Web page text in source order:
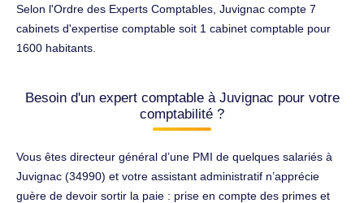
Selon l'Ordre des Experts Comptables, Juvignac compte 7
cabinets d'expertise comptable soit 1 cabinet comptable pour
1600 habitants.
Besoin d'un expert comptable à Juvignac pour votre
comptabilité ?
Vous êtes directeur général d’une PMI de quelques salariés à
Juvignac (34990) et votre assistant administratif n’apprécie
guère de devoir sortir la paie : prise en compte des primes et